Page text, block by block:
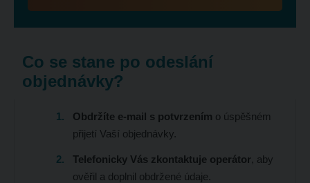
nepodařilo
odeslat.
Co se stane po odeslání
objednávky?
Obdržíte e-mail s potvrzením o úspěšném
přijetí Vaší objednávky.
Telefonicky Vás zkontaktuje operátor, aby
ověřil a doplnil obdržené údaje.